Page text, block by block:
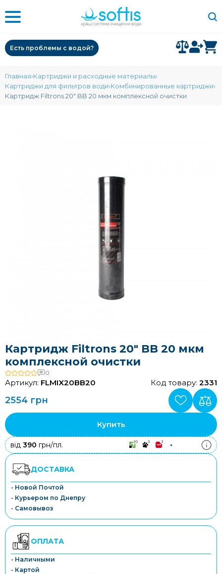
Есть проблемы с водой?
Главная Картриджи и расходные материалы
Картриджи для фильтров води Комбинированные картриджи
Картридж Filtrons 20" BB 20 мкм комплексной очистки
Картридж Filtrons 20" BB 20 мкм
комплексной очистки
0
Артикул: FLMIX20BB20 Код товару: 2331
2554 грн
Купить
від 390 грн/пл. 10 3 3 +
ДОСТАВКА
- Новой Почтой
- Курьером по Днепру
- Самовывоз
ОПЛАТА
- Наличными
- Картой